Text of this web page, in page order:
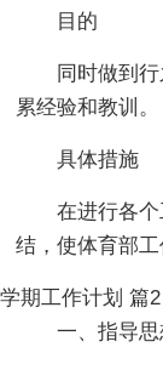
目的
同时做到
累经验和教训。
具体措施
在进行各
结，使体育部工
学期工作计划 篇2
一、指导思